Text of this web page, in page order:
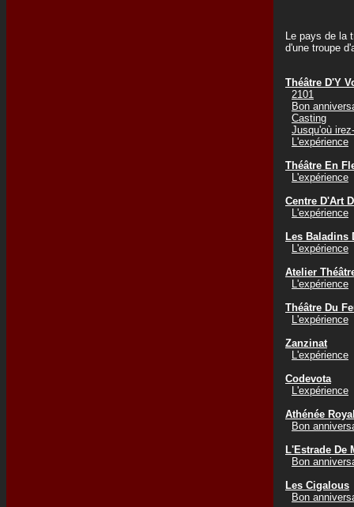
Le pays de la
d'une troupe
Théâtre D'Y
2101
Bon
Casting
Jusqu'où
L'expérience
Théâtre En
L'expérience
Centre D'Art
L'expérience
Les Baladins
L'expérience
Atelier
L'expérience
Théâtre Du
L'expérience
Zanzinat
L'expérience
Codevota
L'expérience
Athénée
Bon
L'Estrade De
Bon
Les Cigalous
Bon